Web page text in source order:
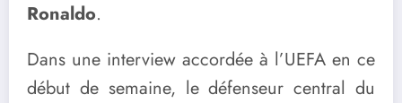
Ronaldo.
Dans une interview accordée à l’UEFA en ce
début de semaine, le défenseur central du